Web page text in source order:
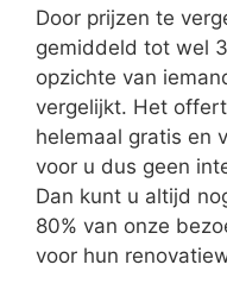
Door prijzen te
gemiddeld tot wel
opzichte van
vergelijkt. Het
helemaal gratis en
voor u dus geen
Dan kunt u altijd
80% van onze
voor hun